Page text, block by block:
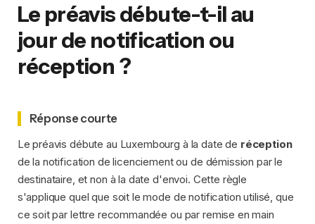
Le préavis débute-t-il au
jour de notification ou
réception ?
Réponse courte
Le préavis débute au Luxembourg à la date de réception
de la notification de licenciement ou de démission par le
destinataire, et non à la date d'envoi. Cette règle
s'applique quel que soit le mode de notification utilisé, que
ce soit par lettre recommandée ou par remise en main